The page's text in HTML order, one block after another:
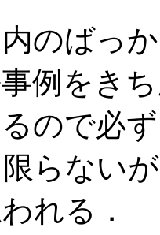
のばっ
例をき
ので必
らない
れる．